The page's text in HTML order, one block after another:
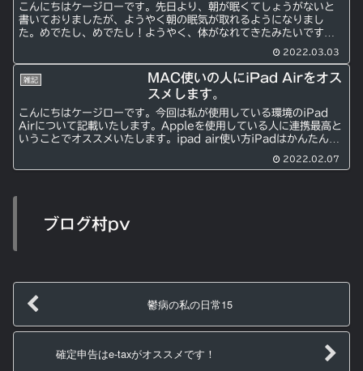
こんにちはケージローです。先日より、朝が眠くてしょうがないと
書いておりましたが、ようやく朝の眠気が取れるようになりまし
た。めでたし、めでたし！ようやく、体がなれてきたみたいです。
2022.03.03
雑記
MAC使いの人にiPad Airをオス
スメします。
こんにちはケージローです。今回は私が使用している環境のiPad
Airについて記載いたします。Appleを使用している人に連携最高と
いうことでオススメいたします。ipad air使い方iPadはかんたんな
2022.02.07
ブログ村pv
鬱病の私の日常15
確定申告はe-taxがオススメです！